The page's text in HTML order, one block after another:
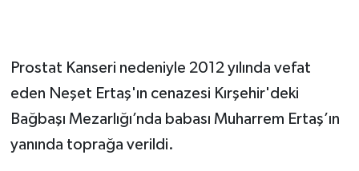
Prostat Kanseri nedeniyle 2012 yılında vefat
eden Neşet Ertaş'ın cenazesi Kırşehir'deki
Bağbaşı Mezarlığı’nda babası Muharrem Ertaş’ın
yanında toprağa verildi.